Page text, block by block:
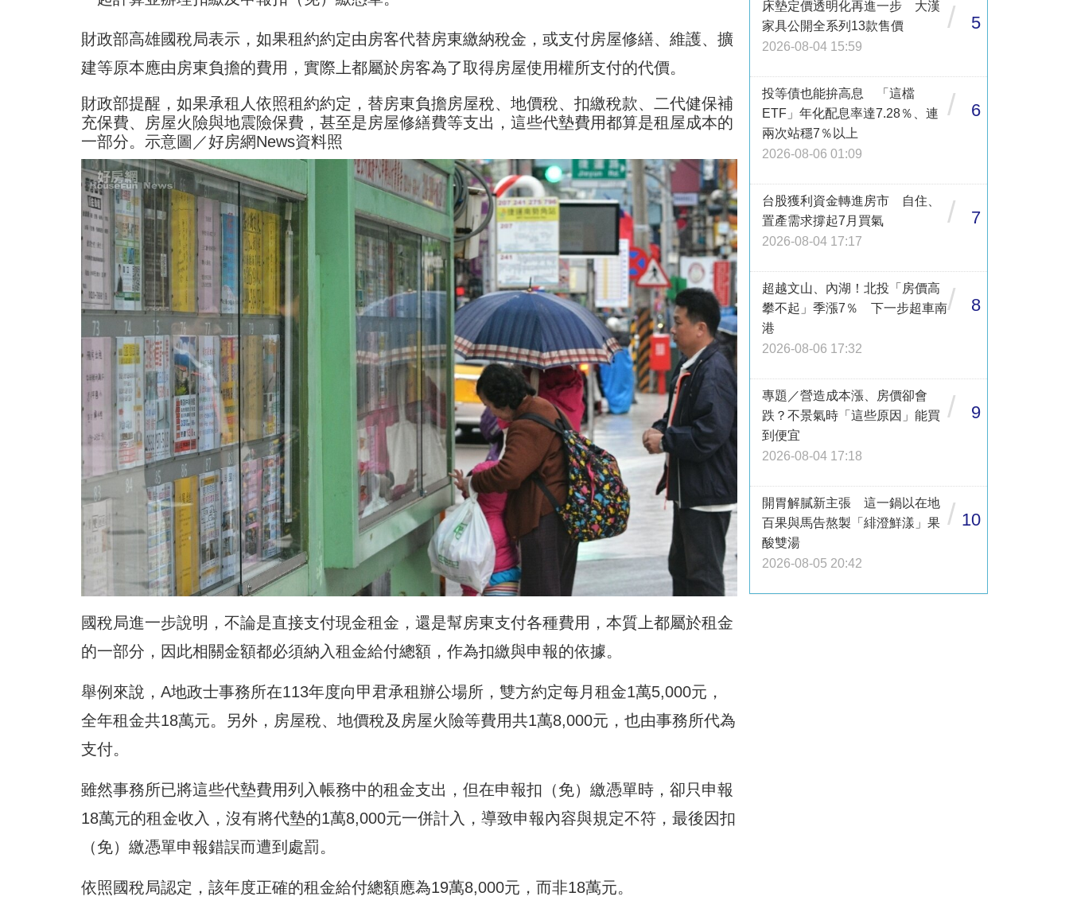
財政部高雄國稅局表示，如果租約約定由房客代替房東繳納稅金，或支付房屋修繕、維護、擴
建等原本應由房東負擔的費用，實際上都屬於房客為了取得房屋使用權所支付的代價。
財政部提醒，如果承租人依照租約約定，替房東負擔房屋稅、地價稅、扣繳稅款、二代健保補
充保費、房屋火險與地震險保費，甚至是房屋修繕費等支出，這些代墊費用都算是租屋成本的
一部分。示意圖／好房網News資料照
國稅局進一步說明，不論是直接支付現金租金，還是幫房東支付各種費用，本質上都屬於租金
的一部分，因此相關金額都必須納入租金給付總額，作為扣繳與申報的依據。
舉例來說，A地政士事務所在113年度向甲君承租辦公場所，雙方約定每月租金1萬5,000元，
全年租金共18萬元。另外，房屋稅、地價稅及房屋火險等費用共1萬8,000元，也由事務所代為
支付。
雖然事務所已將這些代墊費用列入帳務中的租金支出，但在申報扣（免）繳憑單時，卻只申報
18萬元的租金收入，沒有將代墊的1萬8,000元一併計入，導致申報內容與規定不符，最後因扣
（免）繳憑單申報錯誤而遭到處罰。
依照國稅局認定，該年度正確的租金給付總額應為19萬8,000元，而非18萬元。
床墊定價透明化再進一步 大漢
家具公開全系列13款售價
2026-08-04 15:59
/ 5
投等債也能拚高息 「這檔
ETF」年化配息率達7.28％、連
兩次站穩7％以上
2026-08-06 01:09
/ 6
台股獲利資金轉進房市 自住、
置產需求撐起7月買氣
2026-08-04 17:17
/ 7
超越文山、內湖！北投「房價高
攀不起」季漲7％ 下一步超車南
港
2026-08-06 17:32
/ 8
專題／營造成本漲、房價卻會
跌？不景氣時「這些原因」能買
到便宜
2026-08-04 17:18
/ 9
開胃解膩新主張 這一鍋以在地
百果與馬告熬製「緋澄鮮漾」果
酸雙湯
2026-08-05 20:42
/ 10